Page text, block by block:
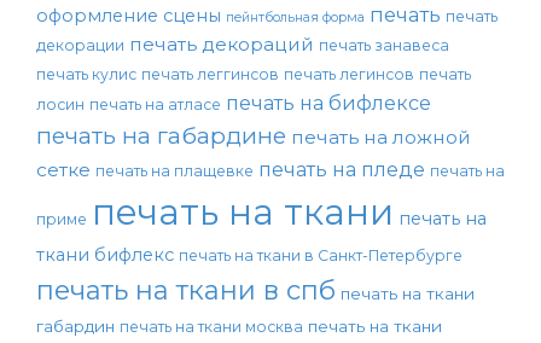
оформление сцены пейнтбольная форма печать печать
декорации печать декораций печать занавеса
печать кулис печать леггинсов печать легинсов печать
лосин печать на атласе печать на бифлексе
печать на габардине печать на ложной
сетке печать на плащевке печать на пледе печать на
приме печать на ткани печать на
ткани бифлекс печать на ткани в Санкт-Петербурге
печать на ткани в спб печать на ткани
габардин печать на ткани москва печать на ткани